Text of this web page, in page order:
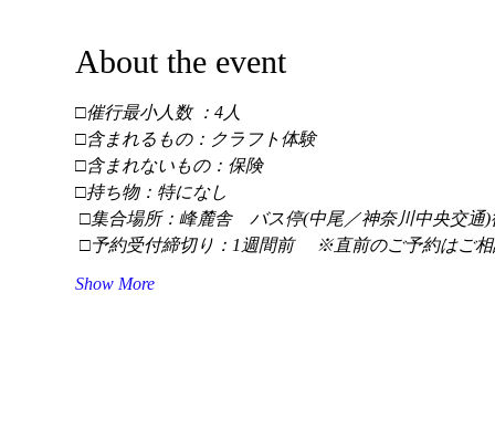
About the event
□催行最小人数 ：4人
□含まれるもの：クラフト体験
□含まれないもの：保険
□持ち物：特になし
□集合場所：峰麓舎　バス停(中尾／神奈川中央交通)
□予約受付締切り：1週間前 　※直前のご予約はご
Show More